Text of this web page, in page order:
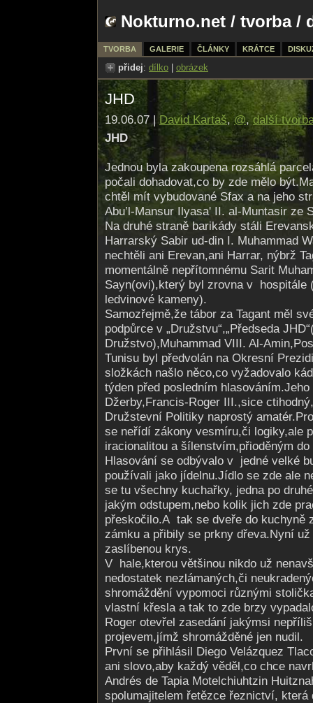
Nokturno.net / tvorba/
TVORBA GALERIE ČLÁNKY KRÁTCE
přidej: dílko obrázek
JHD
19.06.07 | David Kartaš,@,další
JHD
Jednou byla zakoupena rozsáhlá
počali dohadovat,co by zde mělo
chtěl mít vybudované Sfax a na jeho
Abu’l-Mansur Ilyasa' II. al-Muntasir ze
Na druhé straně barikády stáli
Harrarský Sabir ud-din I. Muhammad
nechtěli ani Erevan,ani Harrar, nýbrž
momentálně nepřítomnému Sarit
Sayn(ovi),který byl zrovna v hospitále
ledvinové kameny).
Samozřejmě,že tábor za Tagant měl
podpůrce v „Družstvu“,„Před­seda
Družstvo),Muhammad VIII. Al-
Tunisu byl předvolán na Okresní
složkách našlo něco,co vyžadovalo
týden před posledním
Džerby,Francis-Roger III.,sice
Družstevní Politiky naprostý
se neřídí zákony vesmíru,či logiky,ale
iracionalitou a šílenstvím,při­oděným
Hlasování se odbývalo v jedné velké
používali jako jídelnu.Jídlo se zde ale
se tu všechny kuchařky, jedna po
jakým odstupem,nebo kolik jich zde
přeskočilo.A tak se dveře do kuchyně
zámku a přibily se prkny dřeva.Nyní
zaslíbenou krys.
V hale,kterou většinou nikdo už
nedostatek nezlámaných,či
shromáždění vypomoci různými
vlastní křesla a tak to zde brzy
Roger otevřel zasedání jakýmsi
projevem,jímž shromážděné jen nudil.
První se přihlásil Diego Velázquez
ani slovo,aby každý věděl,co chce
Andrés de Tapia Motelchiuhtzin
spolumajitelem řetězce řeznictví, která